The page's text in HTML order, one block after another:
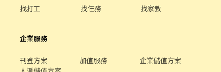
找打工 找任務 找家教
企業服務
刊登方案 加值服務
企業儲值方案